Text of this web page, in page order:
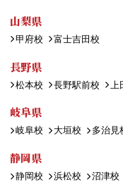
山梨県
甲府校 富士吉田校
長野県
松本校 長野駅前校
岐阜県
岐阜校 大垣校 多治見
静岡県
静岡校 浜松校 沼津校